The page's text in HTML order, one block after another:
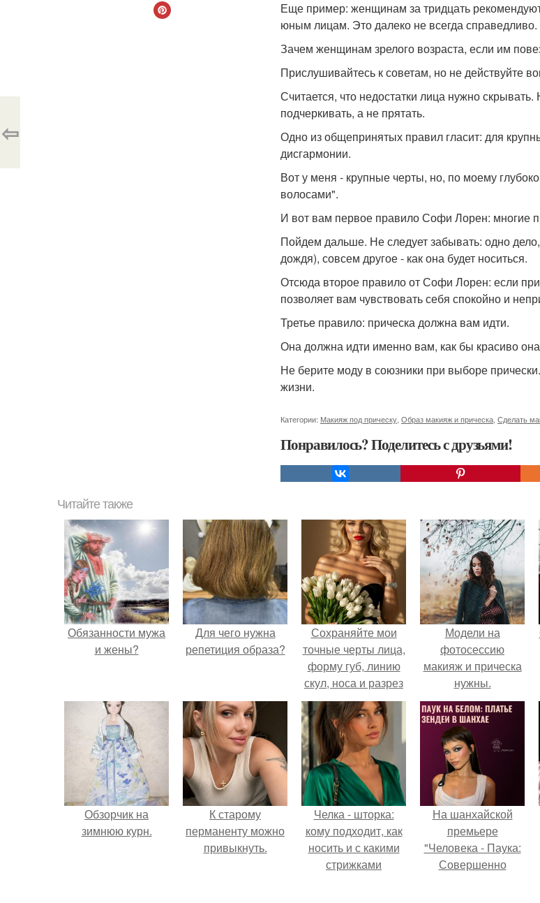
Еще пример: женщинам за тридцать
юным лицам. Это далеко не всегда справедливо.
Зачем женщинам зрелого возраста, если им
Прислушивайтесь к советам, но не действуйте
Считается, что недостатки лица нужно
подчеркивать, а не прятать.
Одно из общепринятых правил гласит: для
дисгармонии.
Вот у меня - крупные черты, но, по моему
волосами".
И вот вам первое правило Софи Лорен: многие
Пойдем дальше. Не следует забывать: одно
дождя), совсем другое - как она будет носиться.
Отсюда второе правило от Софи Лорен: если
позволяет вам чувствовать себя спокойно и
Третье правило: прическа должна вам идти.
Она должна идти именно вам, как бы красиво
Не берите моду в союзники при выборе
жизни.
Категории: Макияж под прическу Образ макияж и прическа Сделать
Понравилось? Поделитесь с друзьями!
⇦
Читайте также
Обязанности мужа
и жены?
Для чего нужна
репетиция образа?
Сохраняйте мои
точные черты лица,
форму губ, линию
скул, носа и разрез
глаз.
Модели на
фотосессию
макияж и прическа
нужны.
Обзорчик на
зимнюю курн.
К старому
перманенту можно
привыкнуть.
Челка - шторка:
кому подходит, как
носить и с какими
стрижками
На шанхайской
премьере
"Человека - Паука:
Совершенно